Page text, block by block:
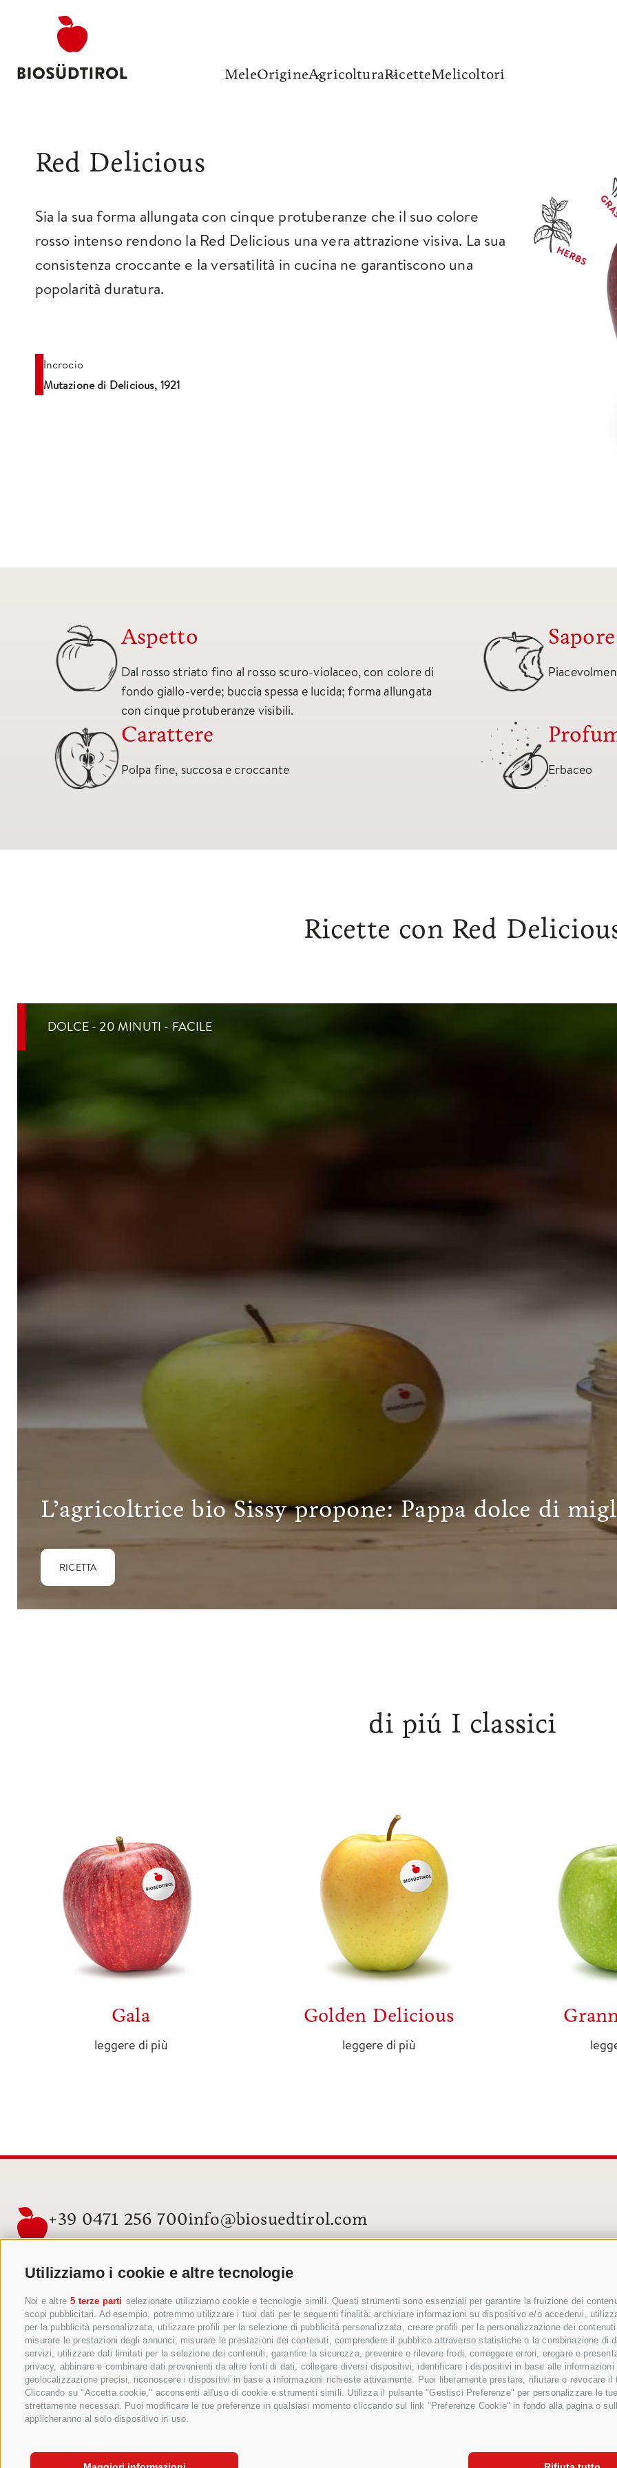
Utilizziamo i cookie e altre tecnologie
Noi e altre 5 terze parti selezionate utilizziamo cookie e tecnologie simili. Questi strumenti sono essenziali per garantire la fruizione dei
scopi pubblicitari. Ad esempio, potremmo utilizzare i tuoi dati per le seguenti finalità: archiviare informazioni su dispositivo e/o accedervi,
per la pubblicità personalizzata, utilizzare profili per la selezione di pubblicità personalizzata, creare profili per la personalizzazione dei
misurare le prestazioni degli annunci, misurare le prestazioni dei contenuti, comprendere il pubblico attraverso statistiche o la combinazione di
servizi, utilizzare dati limitati per la selezione dei contenuti, garantire la sicurezza, prevenire e rilevare frodi, correggere errori, erogare e
privacy, abbinare e combinare dati provenienti da altre fonti di dati, collegare diversi dispositivi, identificare i dispositivi in base alle
geolocalizzazione precisi, riconoscere i dispositivi in base a informazioni richieste attivamente. Puoi liberamente prestare, rifiutare o revocare
Cliccando su "Accetta cookie," acconsenti all'uso di cookie e strumenti simili. Utilizza il pulsante "Gestisci Preferenze" per personalizzare le
strettamente necessari. Puoi modificare le tue preferenze in qualsiasi momento cliccando sul link "Preferenze Cookie" in fondo alla pagina o
applicheranno al solo dispositivo in uso.
MeleOrigineAgricolturaRicetteMelicoltori
Red Delicious
Sia la sua forma allungata con cinque protuberanze che il suo colore
rosso intenso rendono la Red Delicious una vera attrazione visiva. La sua
consistenza croccante e la versatilità in cucina ne garantiscono una
popolarità duratura.
Incrocio
Mutazione di Delicious, 1921
Aspetto
Dal rosso striato fino al rosso scuro-violaceo, con colore di
fondo giallo-verde; buccia spessa e lucida; forma allungata
con cinque protuberanze visibili.
Sapore
Carattere
Polpa fine, succosa e croccante Erbaceo
Ricette con Red
DOLCE - 20 MINUTI - FACILE
L’agricoltrice bio Sissy propone: Pappa dolce di
RICETTA
di piú I classici
Gala
leggere di più
Golden Delicious
leggere di più
+39 0471 256 700info@biosuedtirol.com
Via Jakobi 1A, 39018 Terlano, Alto Adige, Italia
CREDITI